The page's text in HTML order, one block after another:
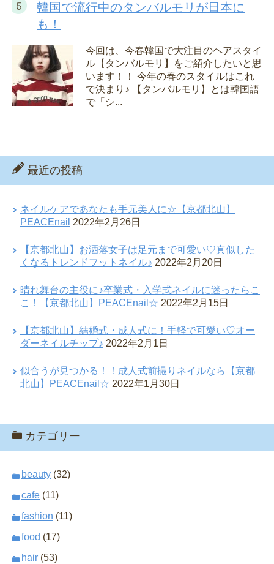
韓国で流行中のタンバルモリが日本に
も！
今回は、今春韓国で大注目のヘアスタイ
ル【タンバルモリ】をご紹介したいと思
います！！ 今年の春のスタイルはこれ
で決まり♪ 【タンバルモリ】とは韓国語
で「シ...
最近の投稿
ネイルケアであなたも手元美人に☆【京都北山】
PEACEnail 2022年2月26日
【京都北山】お洒落女子は足元まで可愛い♡真似した
くなるトレンドフットネイル♪ 2022年2月20日
晴れ舞台の主役に♪卒業式・入学式ネイルに迷ったらこ
こ！【京都北山】PEACEnail☆ 2022年2月15日
【京都北山】結婚式・成人式に！手軽で可愛い♡オー
ダーネイルチップ♪ 2022年2月1日
似合うが見つかる！！成人式前撮りネイルなら【京都
北山】PEACEnail☆ 2022年1月30日
カテゴリー
beauty (32)
cafe (11)
fashion (11)
food (17)
hair (53)